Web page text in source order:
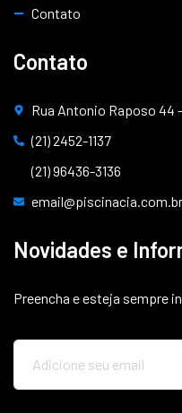
Contato
Contato
Rua Antonio Raposo 44
(21) 2452-1137
(21) 96436-3136
email@piscinacia.com.br
Novidades e
Preencha e esteja sempre